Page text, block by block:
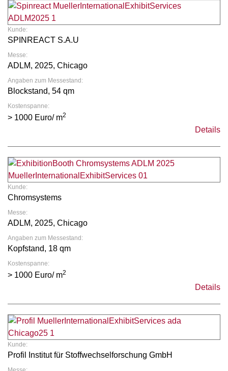
Kunde:
SPINREACT S.A.U
Messe:
ADLM, 2025, Chicago
Angaben zum Messestand:
Blockstand, 54 qm
Kostenspanne:
> 1000 Euro/ m2
Details
Kunde:
Chromsystems
Messe:
ADLM, 2025, Chicago
Angaben zum Messestand:
Kopfstand, 18 qm
Kostenspanne:
> 1000 Euro/ m2
Details
Kunde:
Profil Institut für Stoffwechselforschung GmbH